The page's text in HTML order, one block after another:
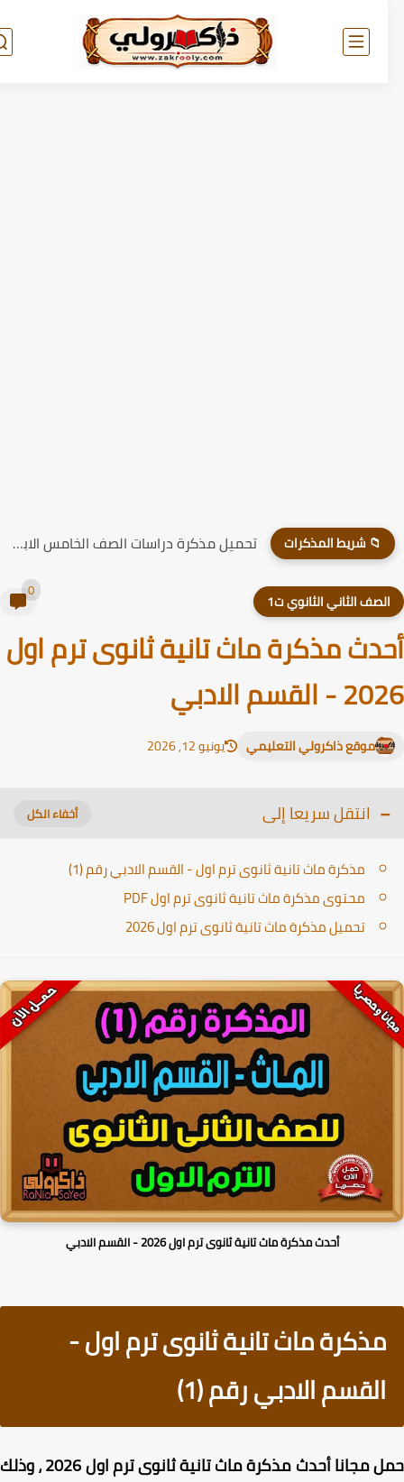
📁 شريط المذكرات تحميل مذكرة دراسات الصف الخامس الابتدائي الترم الاول 2026
الثاني الثانوي ت1
مذكرة ماث تانية ثانوى ترم اول
الادبي
موقع ذاكرولي التعليمي يونيو 12, 2026
انتقل سريعا إلى
مذكرة ماث تانية ثانوى ترم اول - القسم الادبي رقم (1)
محتوى مذكرة ماث تانية ثانوى ترم اول PDF
تحميل مذكرة ماث تانية ثانوى ترم اول 2026
أحدث مذكرة ماث تانية ثانوى ترم اول 2026 - القسم الادبي
مذكرة ماث تانية ثانوى ترم اول -
القسم الادبي رقم (1)
حمل مجانا أحدث مذكرة ماث تانية ثانوى ترم اول 2026 ، وذلك